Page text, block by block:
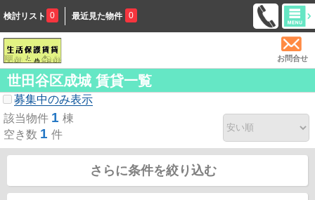
検討リスト 0 最近見た物件 0
お問合せ
世田谷区成城 賃貸一覧
募集中のみ表示
該当物件 1 棟
空き数 1 件
さらに条件を絞り込む